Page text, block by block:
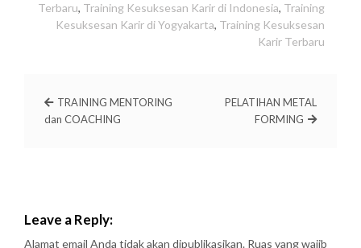
Terbaru, Training Kesuksesan Karir di Indonesia, Training
Kesuksesan Karir di Yogyakarta, Training Kesuksesan
Karir Terbaru
TRAINING MENTORING
dan COACHING
PELATIHAN METAL
FORMING
Leave a Reply:
Alamat email Anda tidak akan dipublikasikan. Ruas yang wajib